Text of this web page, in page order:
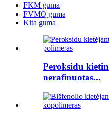
FKM guma
FVMQ guma
Kita guma
Peroksidu
nerafinuotas...